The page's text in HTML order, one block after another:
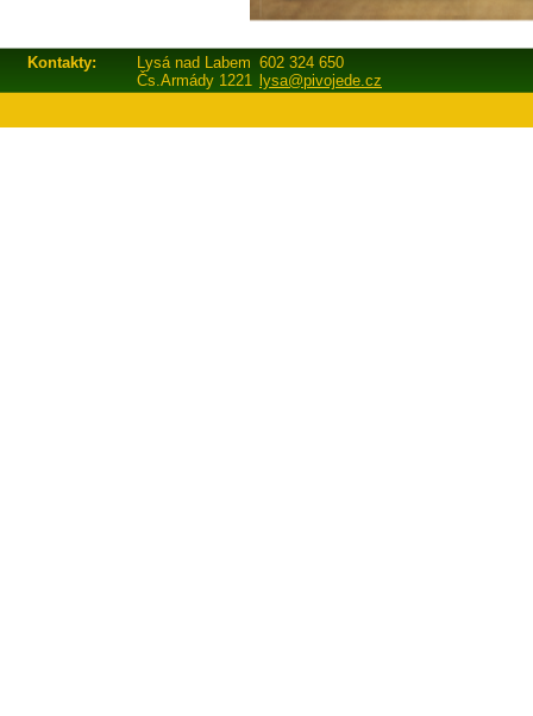
Kontakty: Lysá nad Labem 602 324 650
Čs.Armády 1221 lysa@pivojede.cz